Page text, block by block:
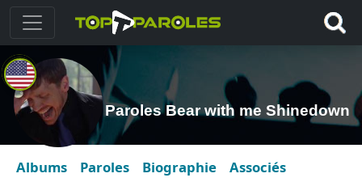
Paroles Bear with me Shinedown
Albums Paroles Biographie Associés